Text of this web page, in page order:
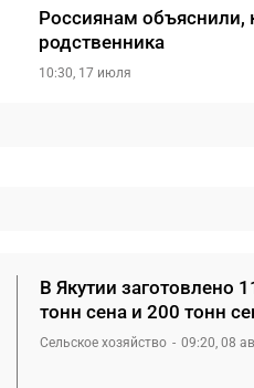
Россиянам объяснили,
родственника
10:30, 17 июля
В Якутии заготовлено
тонн сена и 200 тонн
Сельское хозяйство 09:20, 08